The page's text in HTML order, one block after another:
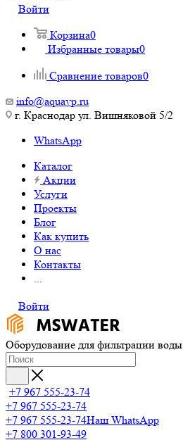
Войти
Корзина0
Избранные товары0
Сравнение товаров0
info@aquavp.ru
г. Краснодар ул. Вишняковой 5/2
WhatsApp
Каталог
Акции
Услуги
Проекты
Блог
Как купить
О нас
Контакты
...
Войти
Оборудование для фильтрации воды
+7 967 555-23-74
+7 967 555-23-74
+7 967 555-23-74Наш WhatsApp
+7 800 301-93-49